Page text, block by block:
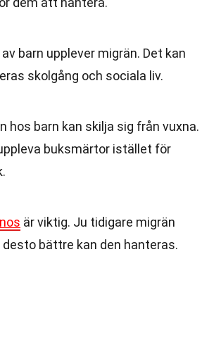
av barn upplever migrän. Det kan
skolgång och sociala liv.
hos barn kan skilja sig från vuxna.
buksmärtor istället för
är viktig. Ju tidigare migrän
bättre kan den hanteras.